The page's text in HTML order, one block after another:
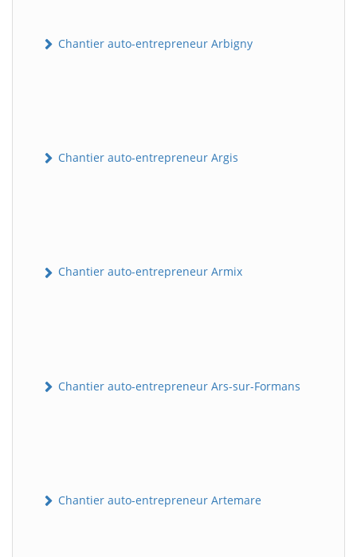
Chantier auto-entrepreneur Arbigny
Chantier auto-entrepreneur Argis
Chantier auto-entrepreneur Armix
Chantier auto-entrepreneur Ars-sur-Formans
Chantier auto-entrepreneur Artemare